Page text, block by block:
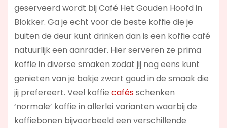
geserveerd wordt bij Café Het Gouden Hoofd in
Blokker. Ga je echt voor de beste koffie die je
buiten de deur kunt drinken dan is een koffie café
natuurlijk een aanrader. Hier serveren ze prima
koffie in diverse smaken zodat jij nog eens kunt
genieten van je bakje zwart goud in de smaak die
jij prefereert. Veel koffie cafésschenken
‘normale’ koffie in allerlei varianten waarbij de
koffiebonen bijvoorbeeld een verschillende